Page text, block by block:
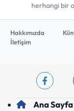
herhangi bir
Hakkımızda
İletişim
Ana Sayfa